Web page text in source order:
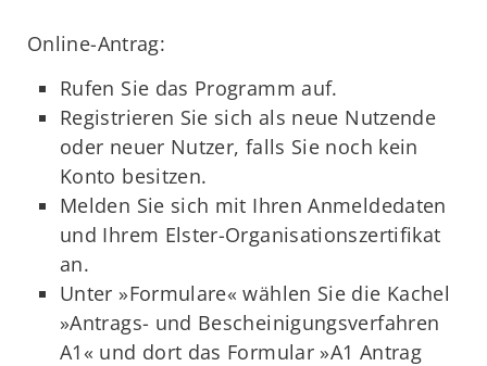
Online-Antrag:
Rufen Sie das Programm auf.
Registrieren Sie sich als neue Nutzende
oder neuer Nutzer, falls Sie noch kein
Konto besitzen.
Melden Sie sich mit Ihren Anmeldedaten
und Ihrem Elster-Organisationszertifikat
an.
Unter »Formulare« wählen Sie die Kachel
»Antrags- und Bescheinigungsverfahren
A1« und dort das Formular »A1 Antrag